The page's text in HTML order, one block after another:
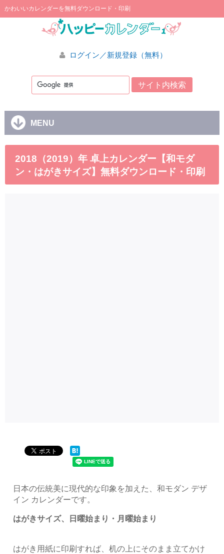
かわいいカレンダーを無料ダウンロード・印刷
ログイン／新規登録（無料）
MENU
2018（2019）年 卓上カレンダー【和モダ
ン・はがきサイズ】無料ダウンロード・印刷
日本の伝統美に現代的な印象を加えた、和モダン デザ
イン カレンダーです。
はがきサイズ、日曜始まり・月曜始まり
はがき用紙に印刷すれば、机の上にそのまま立てかけ